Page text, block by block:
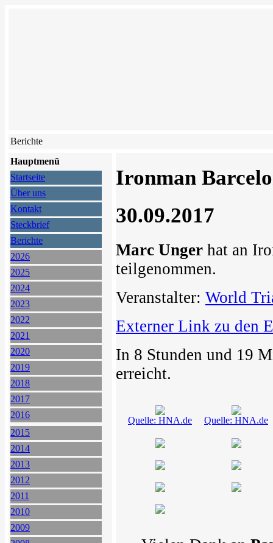
Berichte
Hauptmenü
Startseite
Über uns
Kontakt
Steckbrief
Berichte
2026
2025
2024
2023
2022
2021
2020
2019
2018
2017
2016
2015
2014
2013
2012
2011
2010
2009
Ironman
30.09.2017
Marc Unger hat an
teilgenommen.
Veranstalter: World
Externer Link zu den
In 8 Stunden und 19
erreicht.
Quelle: HNA.de Quelle: HNA.de